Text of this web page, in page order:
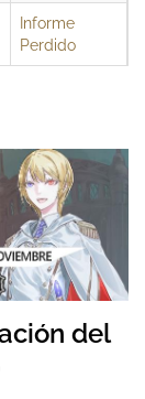
Informe
Perdido
del